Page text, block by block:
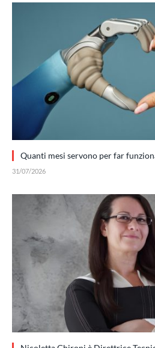
Quanti mesi servono per far
31/07/2026